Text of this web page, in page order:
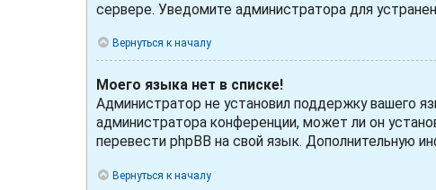
сервере. Уведомите администратора для
Вернуться к началу
Моего языка нет в списке!
Администратор не установил поддержку вашего
администратора конференции, может ли он
перевести phpBB на свой язык. Дополнительную
Вернуться к началу